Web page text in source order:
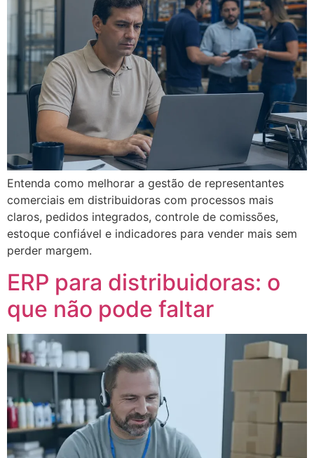
Entenda como melhorar a gestão de representantes
comerciais em distribuidoras com processos mais
claros, pedidos integrados, controle de comissões,
estoque confiável e indicadores para vender mais sem
perder margem.
ERP para distribuidoras: o
que não pode faltar